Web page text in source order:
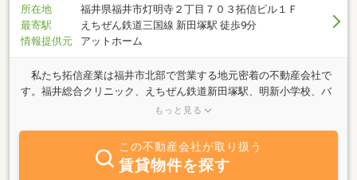
所在地
福井県福井市灯明寺２丁目７０３拓信ビル１Ｆ
最寄駅
えちぜん鉄道三国線 新田塚駅 徒歩9分
情報提供元
アットホーム
私たち拓信産業は福井市北部で営業する地元密着の不動産会社で
す。福井総合クリニック、えちぜん鉄道新田塚駅、明新小学校、バ
ロー新田塚店などが近くにあり、利便性の高いエリアで活動してい
たちにお任せ下さい！賃貸から売買まで、幅広い物件を取り揃え、
お客様のご期待に沿うご提案をいたします。物件の紹介だけでな
く、地元を知り尽くした頼れるパートナーとして、親身にご相談を
もっと見る
この不動産会社が取り扱う
賃貸物件を探す